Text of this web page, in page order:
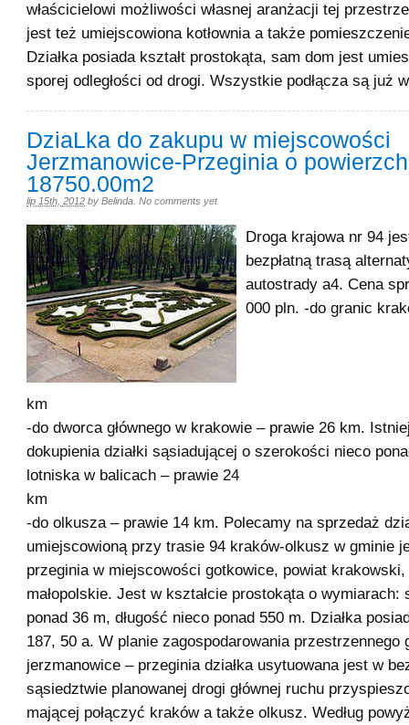
właścicielowi możliwości własnej aranżacji tej
jest też umiejscowiona kotłownia a także
Działka posiada kształt prostokąta, sam dom jest
sporej odległości od drogi. Wszystkie podłącza są już
DziaLka do zakupu w miejscowości
Jerzmanowice-Przeginia o
18750.00m2
lip 15th, 2012 by Belinda No comments yet
Droga krajowa nr 94
bezpłatną trasą
autostrady a4. Cena
000 pln. -do granic
-do dworca głównego w krakowie – prawie 26 km.
dokupienia działki sąsiadującej o szerokości nieco
lotniska w balicach – prawie 24
-do olkusza – prawie 14 km. Polecamy na sprzedaż
umiejscowioną przy trasie 94 kraków-olkusz w gminie
przeginia w miejscowości gotkowice, powiat
małopolskie. Jest w kształcie prostokąta o wymiarach:
ponad 36 m, długość nieco ponad 550 m. Działka
187, 50 a. W planie zagospodarowania przestrzennego
jerzmanowice – przeginia działka usytuowana jest w
sąsiedztwie planowanej drogi głównej ruchu
mającej połączyć kraków a także olkusz. Według